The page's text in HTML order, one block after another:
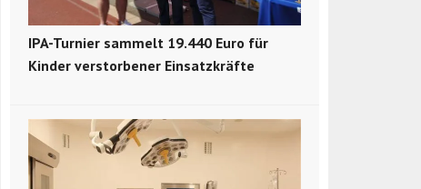
IPA-Turnier sammelt 19.440 Euro für
Kinder verstorbener Einsatzkräfte